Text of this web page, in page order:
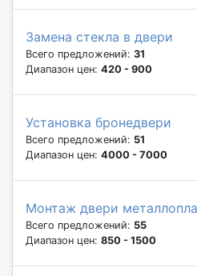
Замена стекла в двери
Всего предложений: 31
Диапазон цен: 420 - 900
Установка бронедвери
Всего предложений: 51
Диапазон цен: 4000 - 7000
Монтаж двери
Всего предложений: 55
Диапазон цен: 850 - 1500